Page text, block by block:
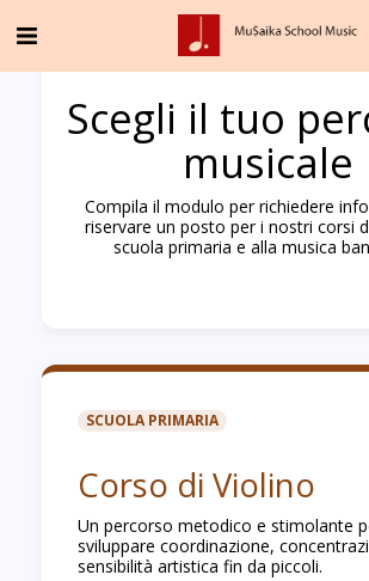
Scegli il tuo
musicale
Compila il modulo per richiedere
riservare un posto per i nostri corsi
scuola primaria e alla musica
SCUOLA PRIMARIA
Corso di Violino
Un percorso metodico e stimolante
sviluppare coordinazione,
sensibilità artistica fin da piccoli.